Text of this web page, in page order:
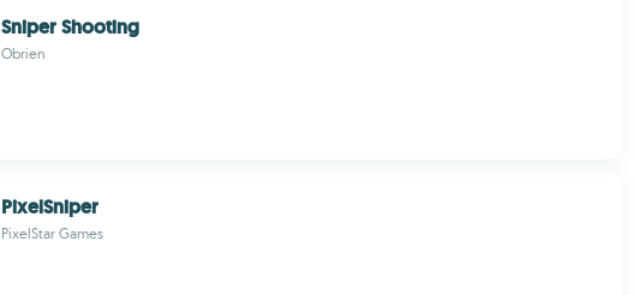
Sniper Shooting
Obrien
PixelSniper
PixelStar Games